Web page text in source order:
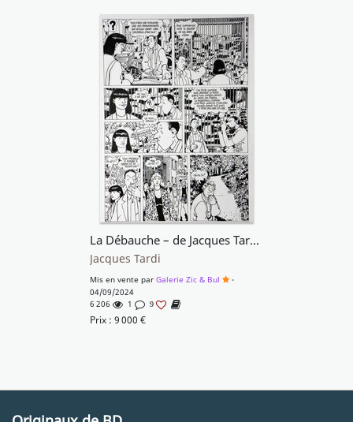
La Débauche – de Jacques Tardi et Daniel Pennac
Jacques Tardi
Mis en vente par Galerie Zic & Bul
-
04/09/2024
6 206
1 9
Prix : 9 000 €